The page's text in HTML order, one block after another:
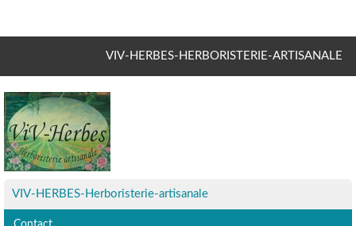
VIV-HERBES-HERBORISTERIE-ARTISANALE
VIV-HERBES-Herboristerie-artisanale